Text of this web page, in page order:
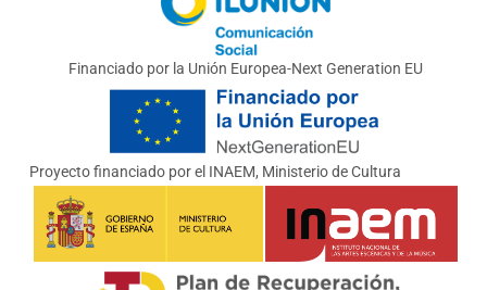
Financiado por la Unión Europea-Next Generation EU
Unión Europea Next Generation
INAEM, Ministerio de Cultura
Proyecto financiado por el INAEM, Ministerio de Cultura
Plan de Recuperación, Transformación y Resiliencia